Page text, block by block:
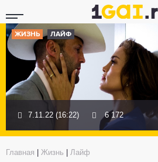
ЖИЗНЬ ЛАЙФ
7.11.22 (16:22) 6 172
Главная Жизнь Лайф